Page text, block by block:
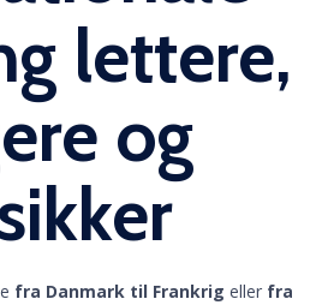
lettere,
og
fra Danmark til Frankrig eller fra